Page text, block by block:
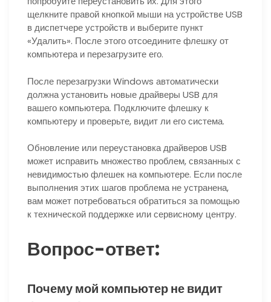
щелкните правой кнопкой мыши на устройстве USB
в диспетчере устройств и выберите пункт
«Удалить». После этого отсоедините флешку от
компьютера и перезагрузите его.
После перезагрузки Windows автоматически
должна установить новые драйверы USB для
вашего компьютера. Подключите флешку к
компьютеру и проверьте, видит ли его система.
Обновление или переустановка драйверов USB
может исправить множество проблем, связанных с
невидимостью флешек на компьютере. Если после
выполнения этих шагов проблема не устранена,
вам может потребоваться обратиться за помощью
к технической поддержке или сервисному центру.
Вопрос-ответ:
Почему мой компьютер не видит